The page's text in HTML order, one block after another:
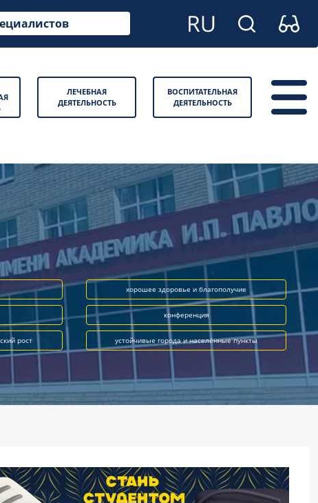
ЛЕЧЕБНАЯ
ДЕЯТЕЛЬНОСТЬ
ВОСПИТАТЕЛЬНАЯ
ДЕЯТЕЛЬНОСТЬ
хорошее здоровье и благополучие
конференция
рост устойчивые города и населённые пункты